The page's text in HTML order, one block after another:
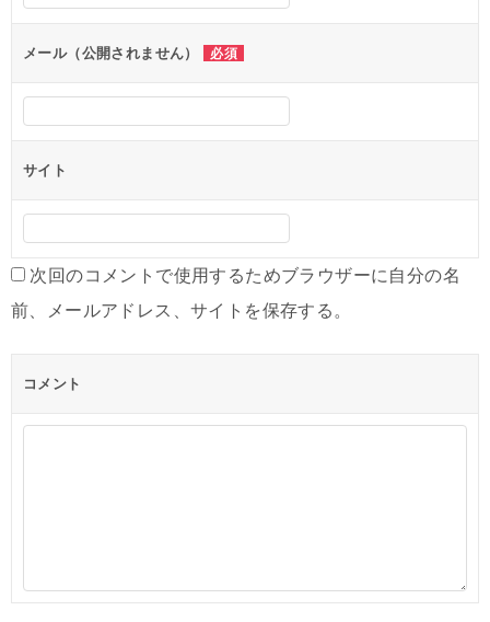
ョ
ンメール（公開されません） 必須
サイト
次回のコメントで使用するためブラウザーに自分の名
前、メールアドレス、サイトを保存する。
コメント